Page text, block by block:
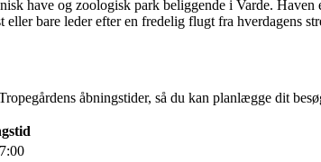
have og zoologisk park beliggende i Varde.
eller bare leder efter en fredelig flugt fra hverdagens
åbningstider, så du kan planlægge dit